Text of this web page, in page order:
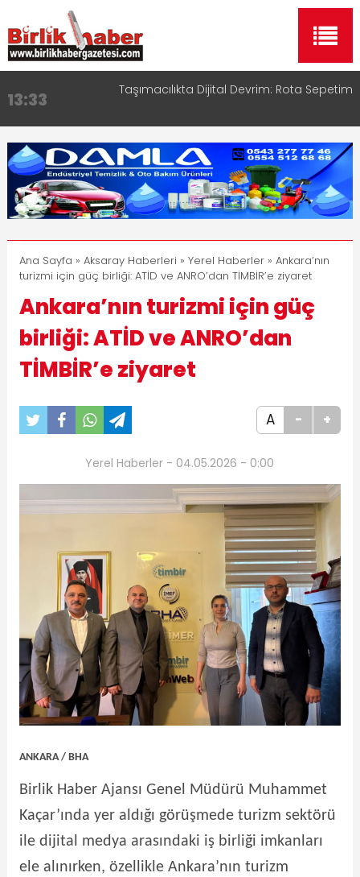
13:33 Taşımacılıkta Dijital Devrim: Rota Sepetim
17:15
Aksaray OSB Bölge Müdürü Makam Koltuğunu
Çocuklara Bıraktı
16:00
Aksaray Esnaf Rehberi ile Google ve Yapay Zeka
Aramalarında Öne Çıkın
8:23 Aksaray Esnaf Rehberi Hizmete Girdi
11:30
Birlikhaber.com Yayın Hayatına Başladı | Hızlı ve
Akıllı Haber Platformu
Ana Sayfa » Aksaray Haberleri » Yerel Haberler» Ankara’nın
turizmi için güç birliği: ATİD ve ANRO’dan TİMBİR’e ziyaret
Ankara’nın turizmi için güç
birliği: ATİD ve ANRO’dan
TİMBİR’e ziyaret
A - +
Yerel Haberler - 04.05.2026 - 0:00
ANKARA / BHA
Birlik Haber Ajansı Genel Müdürü Muhammet
Kaçar’ında yer aldığı görüşmede turizm sektörü
ile dijital medya arasındaki iş birliği imkanları
ele alınırken, özellikle Ankara’nın turizm